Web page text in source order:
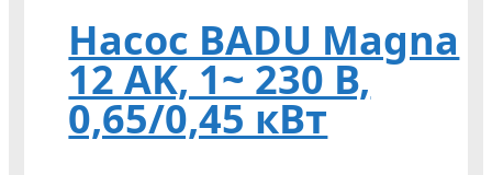
Насос BADU Magna
12 AK, 1~ 230 В,
0,65/0,45 кВт